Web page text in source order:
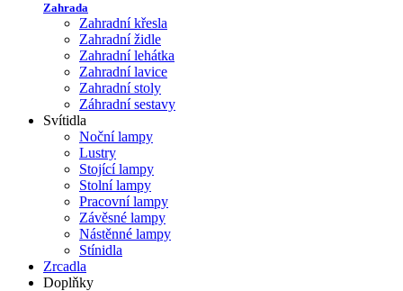
Zahrada
Zahradní křesla
Zahradní židle
Zahradní lehátka
Zahradní lavice
Zahradní stoly
Záhradní sestavy
Svítidla
Noční lampy
Lustry
Stojící lampy
Stolní lampy
Pracovní lampy
Závěsné lampy
Nástěnné lampy
Stínidla
Zrcadla
Doplňky